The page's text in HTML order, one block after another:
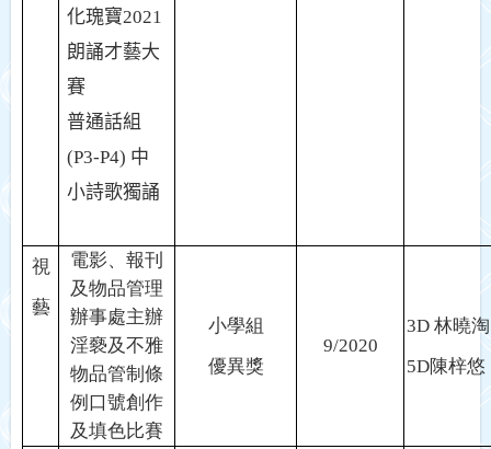
化瑰寶2021
朗誦才藝大
賽
普通話組
(P3-P4) 中
小詩歌獨誦
視
藝
電影、報刊
及物品管理
辦事處主辦
淫褻及不雅
物品管制條
例口號創作
及填色比賽
小學組
優異獎
9/2020
3D 林曉淘
5D陳梓悠